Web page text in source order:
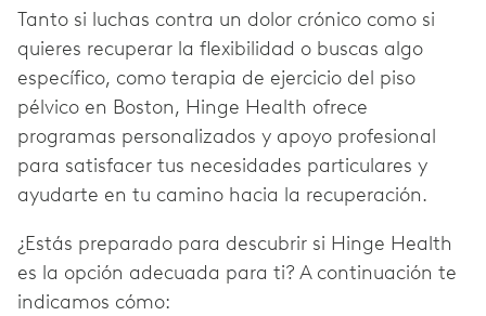
Tanto si luchas contra un dolor crónico como si
quieres recuperar la flexibilidad o buscas algo
específico, como terapia de ejercicio del piso
pélvico en Boston, Hinge Health ofrece
programas personalizados y apoyo profesional
para satisfacer tus necesidades particulares y
ayudarte en tu camino hacia la recuperación.
¿Estás preparado para descubrir si Hinge Health
es la opción adecuada para ti? A continuación te
indicamos cómo: